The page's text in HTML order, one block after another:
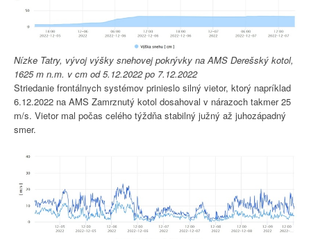
Nízke Tatry, vývoj výšky snehovej pokrývky na AMS Derešský kotol,
1625 m n.m. v cm od 5.12.2022 po 7.12.2022
Striedanie frontálnych systémov prinieslo silný vietor, ktorý napríklad
6.12.2022 na AMS Zamrznutý kotol dosahoval v nárazoch takmer 25
m/s. Vietor mal počas celého týždňa stabilný južný až juhozápadný
smer.